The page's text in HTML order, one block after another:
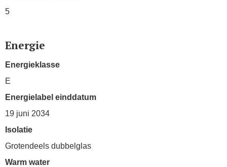
5
Energie
Energieklasse
E
Energielabel einddatum
19 juni 2034
Isolatie
Grotendeels dubbelglas
Warm water